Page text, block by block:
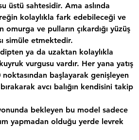
üstü sahtesidir. Ama aslında
kolaylıkla fark edebileceği ve
ve pulların çıkardığı yüzüş
simüle etmektedir.
ya da uzaktan kolaylıkla
vurgusu vardır. Her yana yatış
başlayarak genişleyen
avcı balığın kendisini takip
bekleyen bu model sadece
yapmadan olduğu yerde levrek